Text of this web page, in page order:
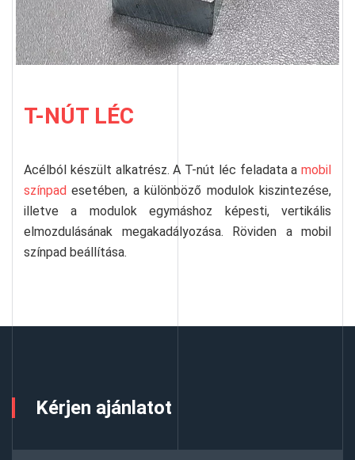
T-NÚT LÉC
Acélból készült alkatrész. A T-nút léc feladata a mobil
színpad esetében, a különböző modulok kiszintezése,
illetve a modulok egymáshoz képesti, vertikális
elmozdulásának megakadályozása. Röviden a mobil
színpad beállítása.
Kérjen ajánlatot